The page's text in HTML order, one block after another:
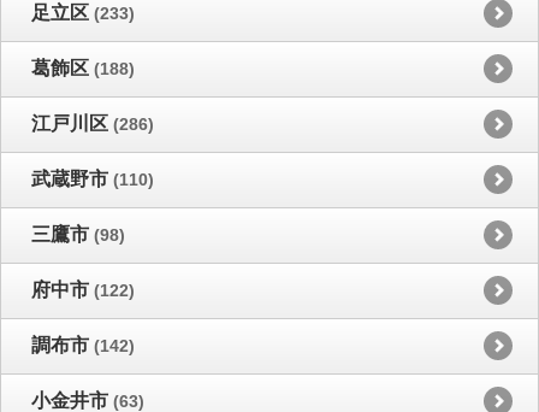
足立区 (233)
葛飾区 (188)
江戸川区 (286)
武蔵野市 (110)
三鷹市 (98)
府中市 (122)
調布市 (142)
小金井市 (63)